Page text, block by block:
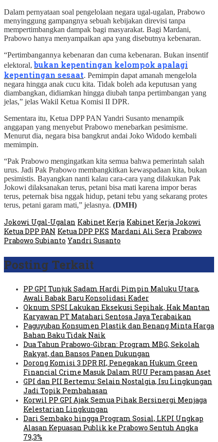
Dalam pernyataan soal pengelolaan negara ugal-ugalan, Prabowo
menyinggung gampangnya sebuah kebijakan direvisi tanpa
mempertimbangkan dampak bagi masyarakat. Bagi Mardani,
Prabowo hanya menyampaikan apa yang disebutnya kebenaran.
“Pertimbangannya kebenaran dan cuma kebenaran. Bukan insentif
elektoral,bukan kepentingan kelompok apalagi
kepentingan sesaat. Pemimpin dapat amanah mengelola
negara hingga anak cucu kita. Tidak boleh ada keputusan yang
diambangkan, didiamkan hingga diubah tanpa pertimbangan yang
jelas,” jelas Wakil Ketua Komisi II DPR.
Sementara itu, Ketua DPP PAN Yandri Susanto menampik
anggapan yang menyebut Prabowo menebarkan pesimisme.
Menurut dia, negara bisa bangkrut andai Joko Widodo kembali
memimpin.
“Pak Prabowo mengingatkan kita semua bahwa pemerintah salah
urus. Jadi Pak Prabowo membangkitkan kewaspadaan kita, bukan
pesimistis. Bayangkan nanti kalau cara-cara yang dilakukan Pak
Jokowi dilaksanakan terus, petani bisa mati karena impor beras
terus, peternak bisa nggak hidup, petani tebu yang sekarang protes
terus, petani garam mati,” jelasnya. (DMH)
Jokowi Ugal-Ugalan Kabinet Kerja Kabinet Kerja Jokowi
Ketua DPP PAN Ketua DPP PKS Mardani Ali Sera Prabowo
Prabowo Subianto Yandri Susanto
Posting Terkait
PP GPI Tunjuk Sadam Hardi Pimpin Maluku Utara,
Awali Babak Baru Konsolidasi Kader
Oknum SPSI Lakukan Eksekusi Sepihak, Hak Mantan
Karyawan PT Matahari Sentosa Jaya Terabaikan
Paguyuban Konsumen Plastik dan Benang Minta Harga
Bahan Baku Tidak Naik
Dua Tahun Prabowo-Gibran: Program MBG, Sekolah
Rakyat, dan Bansos Panen Dukungan
Dorong Komisi 3 DPR RI, Penegakan Hukum Green
Financial Crime Masuk Dalam RUU Perampasan Aset
GPI dan PII Bertemu: Selain Nostalgia, Isu Lingkungan
Jadi Topik Pembahasan
Korwil PP GPI Ajak Semua Pihak Bersinergi Menjaga
Kelestarian Lingkungan
Dari Sembako hingga Program Sosial, LKPI Ungkap
Alasan Kepuasan Publik ke Prabowo Sentuh Angka
79,3%